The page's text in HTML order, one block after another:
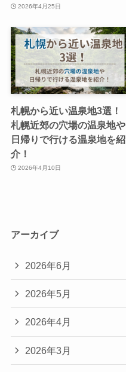
2026年4月25日
札幌から近い温泉地3選！
札幌近郊の穴場の温泉地や
日帰りで行ける温泉地を紹
介！
2026年4月10日
アーカイブ
2026年6月
2026年5月
2026年4月
2026年3月